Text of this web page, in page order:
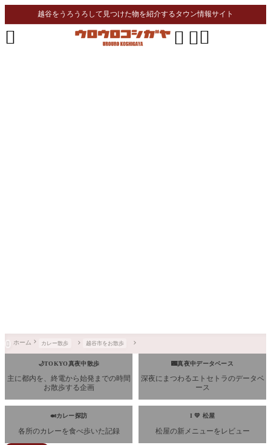
越谷をうろうろして見つけた物を紹介するタウン情報サイト
 

 ホーム カレー散歩 越谷市をお散歩
🌙TOKYO真夜中散歩
主に都内を、終電から始発までの時間
お散歩する企画
🌃真夜中データベース
深夜にまつわるエトセトラのデータベ
ース
🍛カレー探訪
各所のカレーを食べ歩いた記録
I 💛 松屋
松屋の新メニューをレビュー